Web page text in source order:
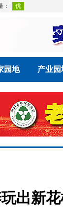
园地 产业园
出新